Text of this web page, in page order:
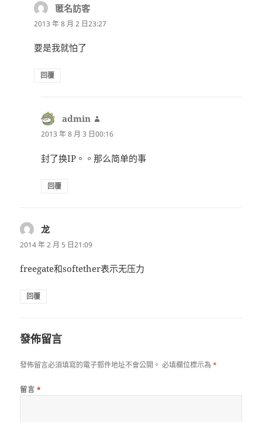
匿名訪客
示:
2013 年 8 月 2 日23:27
要是我就怕了
回覆
admin
示:
2013 年 8 月 3 日00:16
封了换IP。。那么简单的事
回覆
龙
示:
2014 年 2 月 5 日21:09
freegate和softether表示无压力
回覆
發佈留言
發佈留言必須填寫的電子郵件地址不會公開。 必填欄位標示為*
留言 *